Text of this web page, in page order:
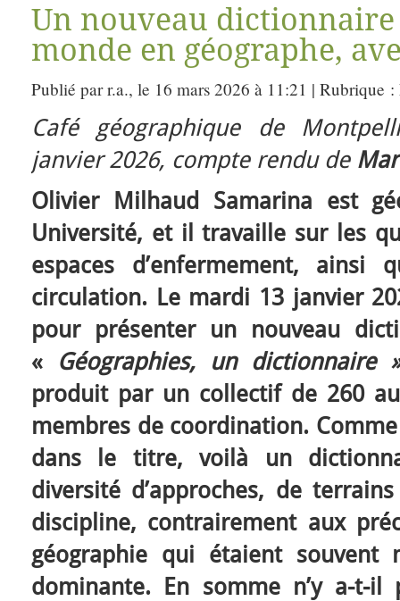
Un nouveau
monde en géographe,
Publié par r.a., le 16 mars 2026 à 11:21 | Rubrique :
Café géographique de
janvier 2026, compte rendu de
Olivier Milhaud Samarina est
Université, et il travaille sur les
espaces d’enfermement,
circulation. Le mardi 13 janvier
pour présenter un nouveau
« Géographies, un dictionnaire
produit par un collectif de 260
membres de coordination.
dans le titre, voilà un
diversité d’approches, de
discipline, contrairement aux
géographie qui étaient souvent
dominante. En somme n’y a-t-il